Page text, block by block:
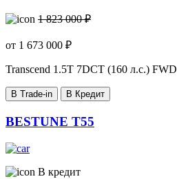
1 823 000 ₽
от 1 673 000 ₽
Transcend 1.5T 7DCT (160 л.с.) FWD
В Trade-in В Кредит
BESTUNE T55
В кредит